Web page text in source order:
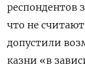
респондентов
что не
допустили
казни «в